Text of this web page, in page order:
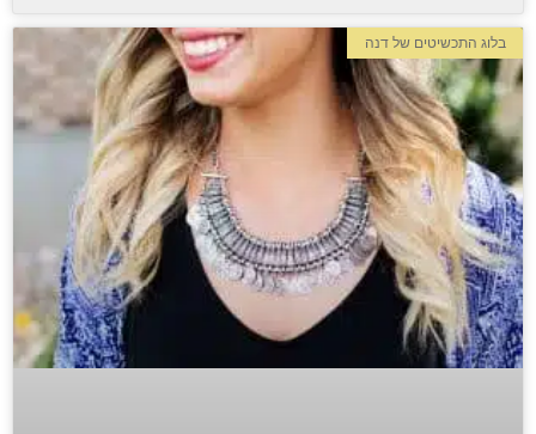
בלוג התכשיטים של דנה